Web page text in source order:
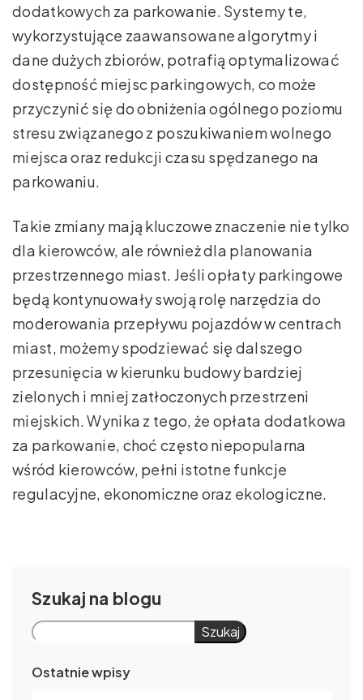
dodatkowych za parkowanie. Systemy te,
wykorzystujące zaawansowane algorytmy i
dane dużych zbiorów, potrafią optymalizować
dostępność miejsc parkingowych, co może
przyczynić się do obniżenia ogólnego poziomu
stresu związanego z poszukiwaniem wolnego
miejsca oraz redukcji czasu spędzanego na
parkowaniu.
Takie zmiany mają kluczowe znaczenie nie tylko
dla kierowców, ale również dla planowania
przestrzennego miast. Jeśli opłaty parkingowe
będą kontynuowały swoją rolę narzędzia do
moderowania przepływu pojazdów w centrach
miast, możemy spodziewać się dalszego
przesunięcia w kierunku budowy bardziej
zielonych i mniej zatłoczonych przestrzeni
miejskich. Wynika z tego, że opłata dodatkowa
za parkowanie, choć często niepopularna
wśród kierowców, pełni istotne funkcje
regulacyjne, ekonomiczne oraz ekologiczne.
Szukaj
Szukaj
Ostatnie wpisy